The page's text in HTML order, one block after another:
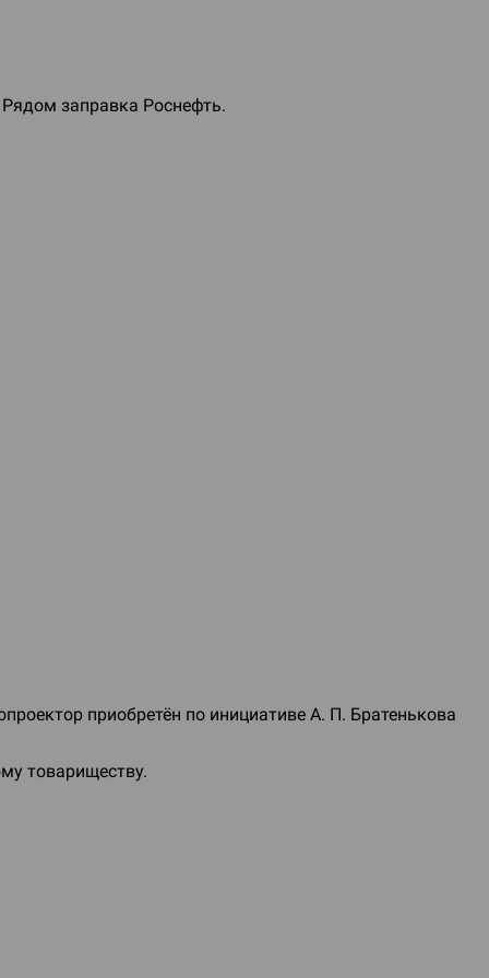
заправка Роснефть.
приобретён по инициативе А. П. Братенькова
товариществу.